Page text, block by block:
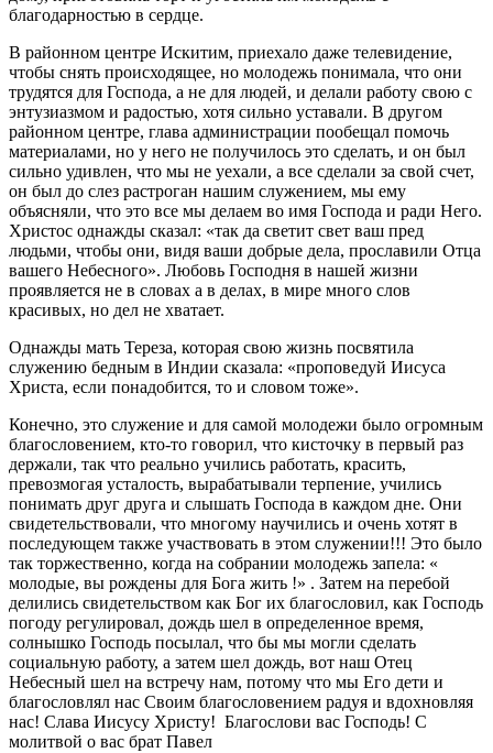
благодарностью в сердце.
В районном центре Искитим, приехало даже телевидение,
чтобы снять происходящее, но молодежь понимала, что они
трудятся для Господа, а не для людей, и делали работу свою с
энтузиазмом и радостью, хотя сильно уставали. В другом
районном центре, глава администрации пообещал помочь
материалами, но у него не получилось это сделать, и он был
сильно удивлен, что мы не уехали, а все сделали за свой счет,
он был до слез растроган нашим служением, мы ему
объясняли, что это все мы делаем во имя Господа и ради Него.
Христос однажды сказал: «так да светит свет ваш пред
людьми, чтобы они, видя ваши добрые дела, прославили Отца
вашего Небесного». Любовь Господня в нашей жизни
проявляется не в словах а в делах, в мире много слов
красивых, но дел не хватает.
Однажды мать Тереза, которая свою жизнь посвятила
служению бедным в Индии сказала: «проповедуй Иисуса
Христа, если понадобится, то и словом тоже».
Конечно, это служение и для самой молодежи было огромным
благословением, кто-то говорил, что кисточку в первый раз
держали, так что реально учились работать, красить,
превозмогая усталость, вырабатывали терпение, учились
понимать друг друга и слышать Господа в каждом дне. Они
свидетельствовали, что многому научились и очень хотят в
последующем также участвовать в этом служении!!! Это было
так торжественно, когда на собрании молодежь запела: «
молодые, вы рождены для Бога жить !» . Затем на перебой
делились свидетельством как Бог их благословил, как Господь
погоду регулировал, дождь шел в определенное время,
солнышко Господь посылал, что бы мы могли сделать
социальную работу, а затем шел дождь, вот наш Отец
Небесный шел на встречу нам, потому что мы Его дети и
благословлял нас Своим благословением радуя и вдохновляя
нас! Слава Иисусу Христу! Благослови вас Господь! С
молитвой о вас брат Павел